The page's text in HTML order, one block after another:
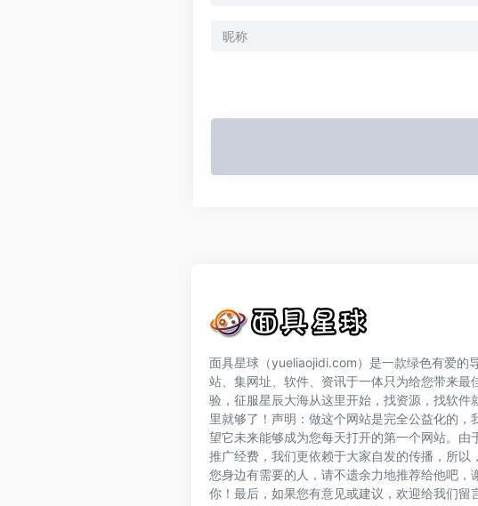
面具星球（yueliaojidi.com）是一款绿色有爱的
站、集网址、软件、资讯于一体只为给您带来最
验，征服星辰大海从这里开始，找资源，找软件
里就够了！声明：做这个网站是完全公益化的，
望它未来能够成为您每天打开的第一个网站。由
推广经费，我们更依赖于大家自发的传播，所以
您身边有需要的人，请不遗余力地推荐给他吧，
你！最后，如果您有意见或建议，欢迎给我们留